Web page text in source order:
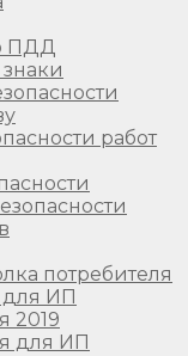
ПДД
работ
потребителя
для ИП
2019
для ИП